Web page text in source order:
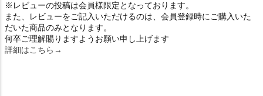
※レビューの投稿は会員様限定となっております。
また、レビューをご記入いただけるのは、会員登録時にご購入いた
だいた商品のみとなります。
何卒ご理解賜りますようお願い申し上げます
詳細はこちら→